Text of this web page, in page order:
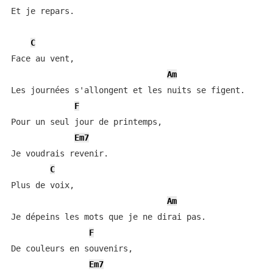
Et je repars.
C
Face au vent,
Am
Les journées s'allongent et les nuits se figent.
F
Pour un seul jour de printemps,
Em7
Je voudrais revenir.
C
Plus de voix,
Am
Je dépeins les mots que je ne dirai pas.
F
De couleurs en souvenirs,
Em7